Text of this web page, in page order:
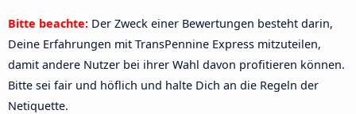
Bitte beachte: Der Zweck einer Bewertungen besteht darin,
Deine Erfahrungen mit TransPennine Express mitzuteilen,
damit andere Nutzer bei ihrer Wahl davon profitieren können.
Bitte sei fair und höflich und halte Dich an die Regeln der
Netiquette.